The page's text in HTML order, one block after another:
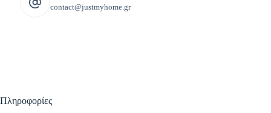
contact@justmyhome.gr
Πληροφορίες